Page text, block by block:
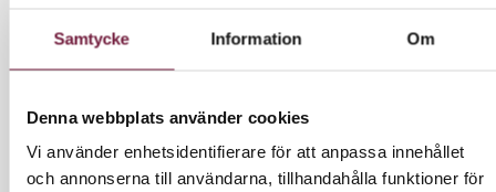
Samtycke Information Om
Denna webbplats använder cookies
Vi använder enhetsidentifierare för att anpassa innehållet
och annonserna till användarna, tillhandahålla funktioner för
LÄGG I VARUKORG